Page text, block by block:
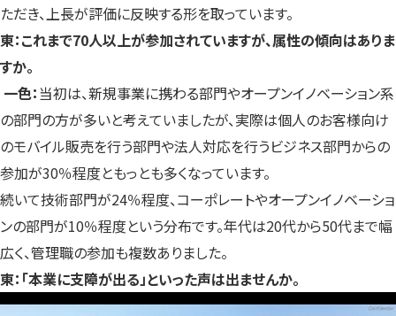
ただき、上長が評価に反映する形を取っています。
東：これまで70人以上が参加されていますが、属性の傾向はありま
すか。
一色：当初は、新規事業に携わる部門やオープンイノベーション系
の部門の方が多いと考えていましたが、実際は個人のお客様向け
のモバイル販売を行う部門や法人対応を行うビジネス部門からの
参加が30％程度ともっとも多くなっています。
続いて技術部門が24％程度、コーポレートやオープンイノベーショ
ンの部門が10％程度という分布です。年代は20代から50代まで幅
広く、管理職の参加も複数ありました。
東：「本業に支障が出る」といった声は出ませんか。